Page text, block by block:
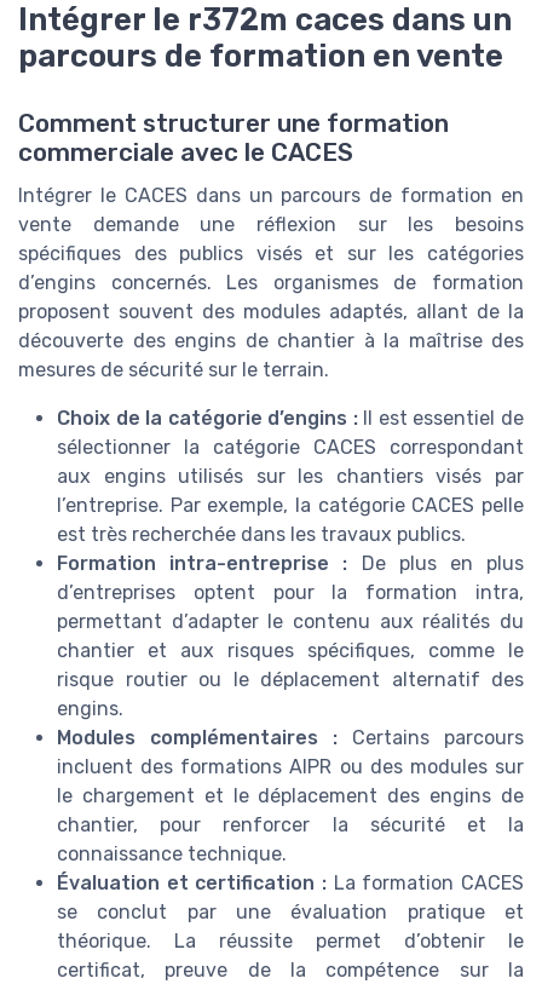
Intégrer le r372m caces dans un
parcours de formation en vente
Comment structurer une formation
commerciale avec le CACES
Intégrer le CACES dans un parcours de formation en
vente demande une réflexion sur les besoins
spécifiques des publics visés et sur les catégories
d’engins concernés. Les organismes de formation
proposent souvent des modules adaptés, allant de la
découverte des engins de chantier à la maîtrise des
mesures de sécurité sur le terrain.
Choix de la catégorie d’engins :Il est essentiel de
sélectionner la catégorie CACES correspondant
aux engins utilisés sur les chantiers visés par
l’entreprise. Par exemple, la catégorie CACES pelle
est très recherchée dans les travaux publics.
Formation intra-entreprise : De plus en plus
d’entreprises optent pour la formation intra,
permettant d’adapter le contenu aux réalités du
chantier et aux risques spécifiques, comme le
risque routier ou le déplacement alternatif des
engins.
Modules complémentaires : Certains parcours
incluent des formations AIPR ou des modules sur
le chargement et le déplacement des engins de
chantier, pour renforcer la sécurité et la
connaissance technique.
Évaluation et certification : La formation CACES
se conclut par une évaluation pratique et
théorique. La réussite permet d’obtenir le
certificat, preuve de la compétence sur la